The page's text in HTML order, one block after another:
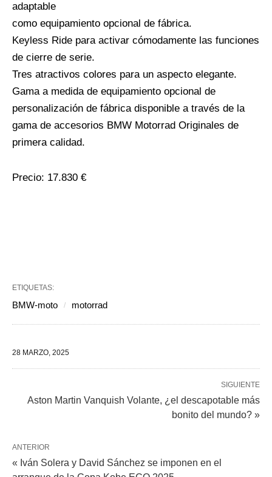
adaptable
como equipamiento opcional de fábrica.
Keyless Ride para activar cómodamente las funciones
de cierre de serie.
Tres atractivos colores para un aspecto elegante.
Gama a medida de equipamiento opcional de
personalización de fábrica disponible a través de la
gama de accesorios BMW Motorrad Originales de
primera calidad.
Precio: 17.830 €
ETIQUETAS:
BMW-moto motorrad
28 MARZO, 2025
SIGUIENTE
Aston Martin Vanquish Volante, ¿el descapotable más
bonito del mundo? »
ANTERIOR
« Iván Solera y David Sánchez se imponen en el